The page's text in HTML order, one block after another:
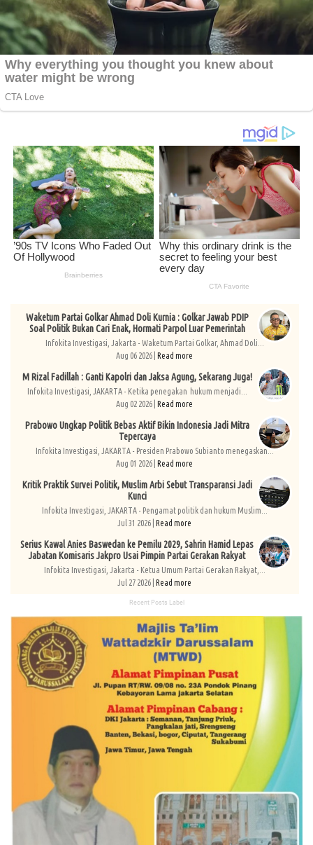
Waketum Partai Golkar Ahmad Doli Kurnia : Golkar Jawab PDIP
Soal Politik Bukan Cari Enak, Hormati Parpol Luar Pemerintah
Infokita Investigasi, Jakarta - Waketum Partai Golkar, Ahmad Doli...
Aug 06 2026 | Read more
M Rizal Fadillah : Ganti Kapolri dan Jaksa Agung, Sekarang Juga!
Infokita Investigasi, JAKARTA - Ketika penegakan hukum menjadi...
Aug 02 2026 | Read more
Prabowo Ungkap Politik Bebas Aktif Bikin Indonesia Jadi Mitra
Tepercaya
Infokita Investigasi, JAKARTA - Presiden Prabowo Subianto menegaskan...
Aug 01 2026 | Read more
Kritik Praktik Survei Politik, Muslim Arbi Sebut Transparansi Jadi
Kunci
Infokita Investigasi, JAKARTA - Pengamat politik dan hukum Muslim...
Jul 31 2026 | Read more
Serius Kawal Anies Baswedan ke Pemilu 2029, Sahrin Hamid Lepas
Jabatan Komisaris Jakpro Usai Pimpin Partai Gerakan Rakyat
Infokita Investigasi, Jakarta - Ketua Umum Partai Gerakan Rakyat,...
Jul 27 2026 | Read more
Recent Posts Label